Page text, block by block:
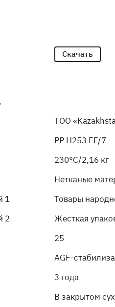
Скачать
ТОО
PP H253 FF/7
230°C/2,16 кг
Нетканые
1
Товары
2
Жесткая
25
AGF-
3 года
В закрытом